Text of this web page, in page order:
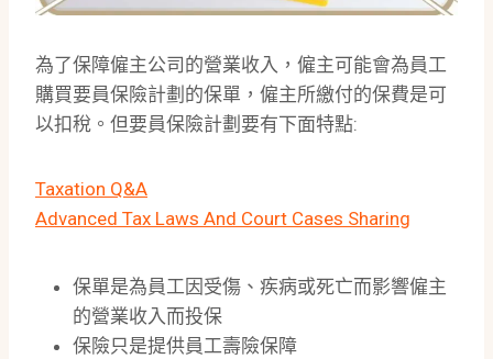
為了保障僱主公司的營業收入，僱主可能會為員工
購買要員保險計劃的保單，僱主所繳付的保費是可
以扣稅。但要員保險計劃要有下面特點:
Taxation Q&A
Advanced Tax Laws And Court Cases Sharing
保單是為員工因受傷、疾病或死亡而影響僱主
的營業收入而投保
保險只是提供員工壽險保障